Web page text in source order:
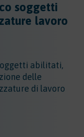
soggetti
lavoro
abilitati,
delle
di lavoro